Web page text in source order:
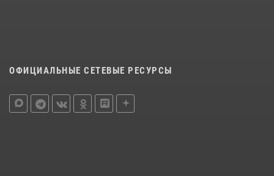
ОФИЦИАЛЬНЫЕ СЕТЕВЫЕ РЕСУРСЫ